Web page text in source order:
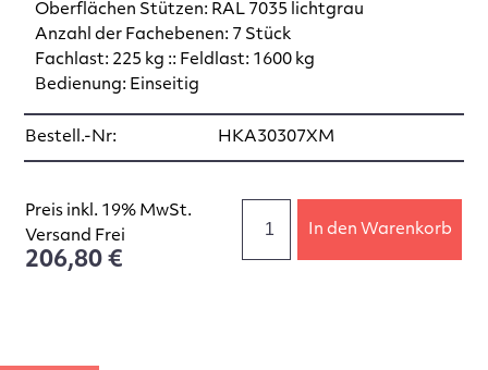
Oberflächen Stützen: RAL 7035 lichtgrau
Anzahl der Fachebenen: 7 Stück
Fachlast: 225 kg :: Feldlast: 1600 kg
Bedienung: Einseitig
Bestell.-Nr: HKA30307XM
Preis inkl. 19% MwSt.
Versand Frei
206,80 €
In den Warenkorb